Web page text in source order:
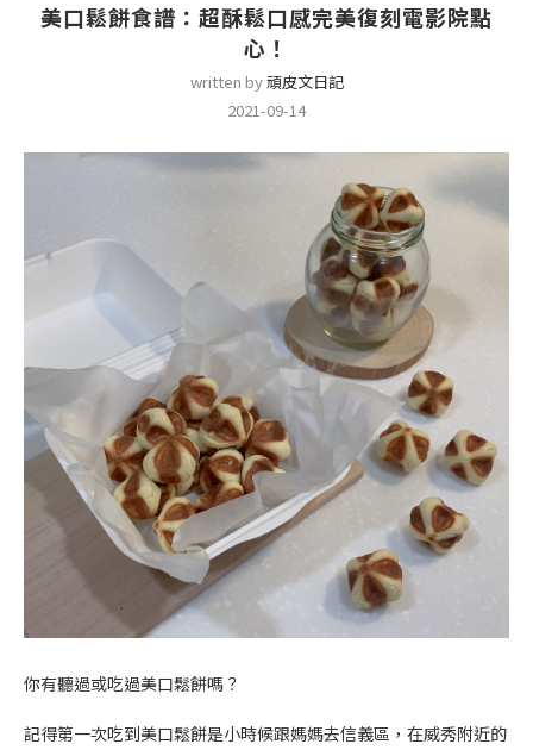
美口鬆餅食譜：超酥鬆口感完美復刻電影院點
心！
written by頑皮文日記
2021-09-14
你有聽過或吃過美口鬆餅嗎？
記得第一次吃到美口鬆餅是小時候跟媽媽去信義區，在威秀附近的